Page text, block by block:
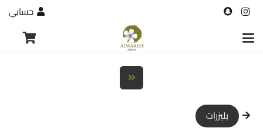
حسابي
بليزرات